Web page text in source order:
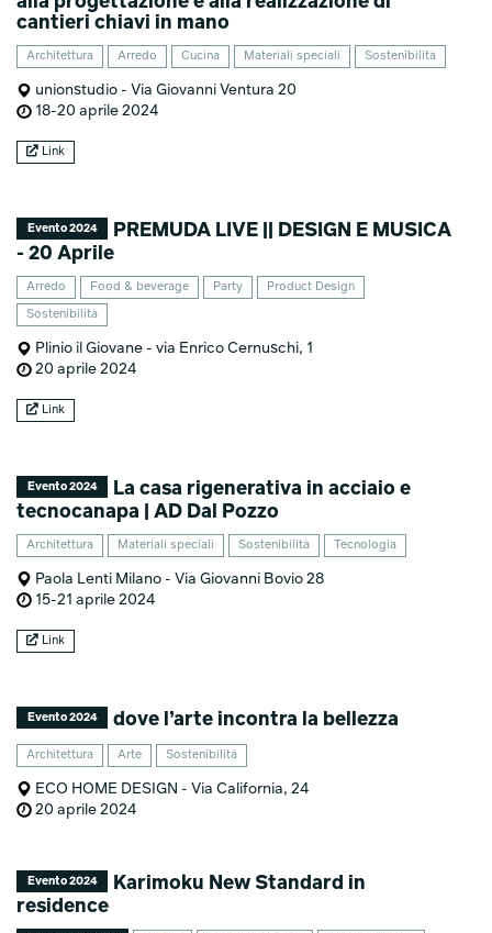
cantieri chiavi in mano
Architettura Arredo Cucina Materiali speciali Sostenibilità
unionstudio - Via Giovanni Ventura 20
18-20 aprile 2024
Link
Evento 2024
PREMUDA LIVE || DESIGN E MUSICA
- 20 Aprile
Arredo Food & beverage Party Product Design
Sostenibilità
Plinio il Giovane - via Enrico Cernuschi, 1
20 aprile 2024
Link
Evento 2024
La casa rigenerativa in acciaio e
tecnocanapa | AD Dal Pozzo
Architettura Materiali speciali Sostenibilità Tecnologia
Paola Lenti Milano - Via Giovanni Bovio 28
15-21 aprile 2024
Link
Evento 2024 dove l’arte incontra la bellezza
Architettura Arte Sostenibilità
ECO HOME DESIGN - Via California, 24
20 aprile 2024
Evento 2024
Karimoku New Standard in
residence